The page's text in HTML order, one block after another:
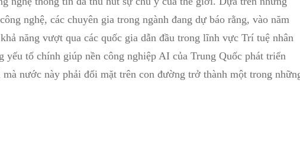
nghệ, các chuyên gia trong ngành đang dự báo rằng, vào năm
năng vượt qua các quốc gia dẫn đầu trong lĩnh vực Trí tuệ nhân
yếu tố chính giúp nền công nghiệp AI của Trung Quốc phát triển
nước này phải đối mặt trên con đường trở thành một trong